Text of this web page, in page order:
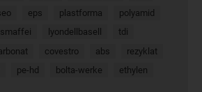
eps plastforma
polyamid
lyondellbasell
tdi
covestro abs
rezyklat
pe-hd bolta-werke
ethylen